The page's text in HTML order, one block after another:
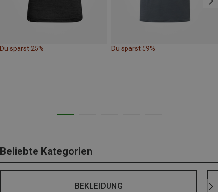
Du sparst 25% Du sparst 59%
Beliebte Kategorien
BEKLEIDUNG